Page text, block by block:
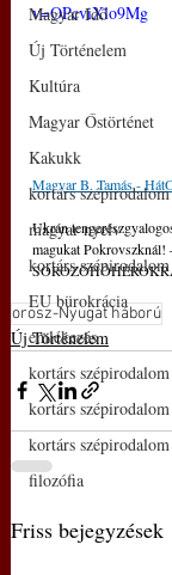
Magyar Idő
Új Történelem
Kultúra
Magyar Őstörténet
Kakukk
kortárs szépirodalom
magyar nyelv
kortárs szépirodalom
EU bürokrácia
emlékezés
kortárs szépirodalom
kortárs
kortárs szépirodalom
filozófia
v=OPcviXlo9Mg
Magyar B. Tamás -
Ukrán
magukat
orosz-Nyugat háború
Új Történelem
Friss bejegyzések